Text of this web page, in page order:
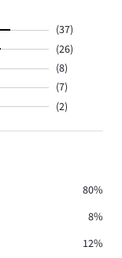
(37)
(26)
(8)
(7)
(2)
80%
8%
12%